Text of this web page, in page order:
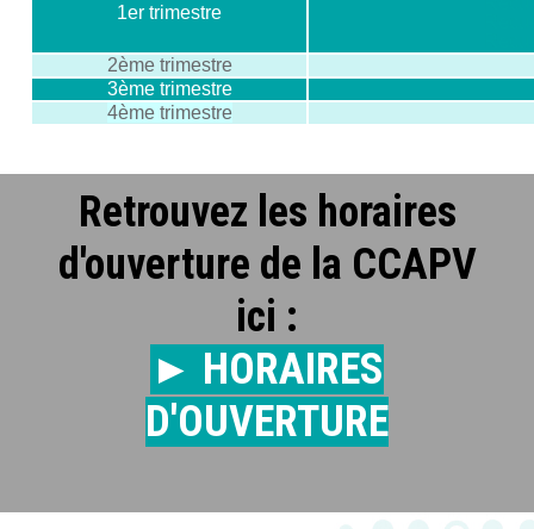
1er trimestre
2ème trimestre
3ème trimestre
4ème trimestre
Retrouvez les horaires
d'ouverture de la CCAPV
ici :
► HORAIRES
D'OUVERTURE